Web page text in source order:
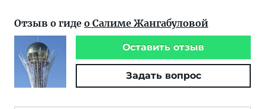
Отзыв о гиде о Салиме Жангабуловой
Оставить отзыв
Задать вопрос